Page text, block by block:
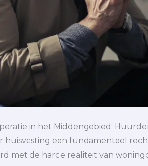
in het Middengebied:
huisvesting een fundamenteel
met de harde realiteit van